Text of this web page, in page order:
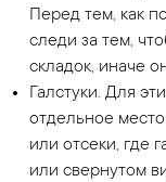
Перед тем, как
следи за тем,
складок, иначе
Галстуки. Для
отдельное
или отсеки, где
или свернутом